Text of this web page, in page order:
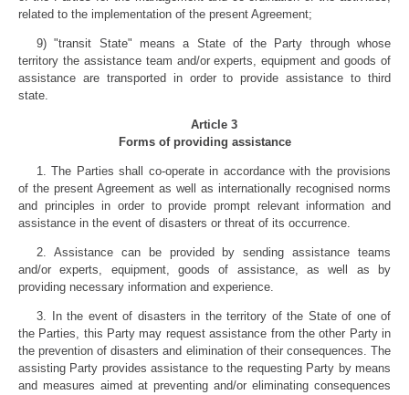
related to the implementation of the present Agreement;
9) "transit State" means a State of the Party through whose
territory the assistance team and/or experts, equipment and goods of
assistance are transported in order to provide assistance to third
state.
Article 3
Forms of providing assistance
1. The Parties shall co-operate in accordance with the provisions
of the present Agreement as well as internationally recognised norms
and principles in order to provide prompt relevant information and
assistance in the event of disasters or threat of its occurrence.
2. Assistance can be provided by sending assistance teams
and/or experts, equipment, goods of assistance, as well as by
providing necessary information and experience.
3. In the event of disasters in the territory of the State of one of
the Parties, this Party may request assistance from the other Party in
the prevention of disasters and elimination of their consequences. The
assisting Party provides assistance to the requesting Party by means
and measures aimed at preventing and/or eliminating consequences